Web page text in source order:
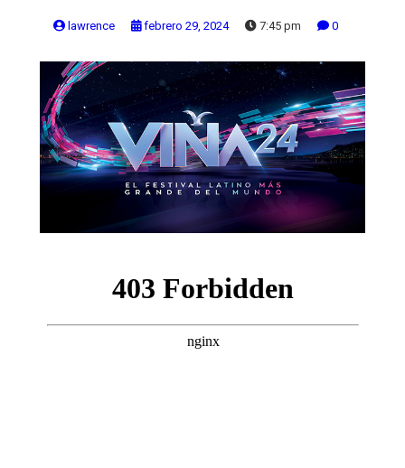
lawrence febrero 29, 2024 7:45 pm 0